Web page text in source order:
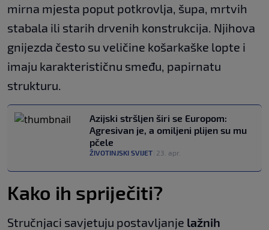
mirna mjesta poput potkrovlja, šupa, mrtvih
stabala ili starih drvenih konstrukcija. Njihova
gnijezda često su veličine košarkaške lopte i
imaju karakterističnu smeđu, papirnatu
strukturu.
Azijski stršljen širi se Europom:
Agresivan je, a omiljeni plijen su mu
pčele
ŽIVOTINJSKI SVIJET 23. apr.
Kako ih spriječiti?
Stručnjaci savjetuju postavljanje lažnih